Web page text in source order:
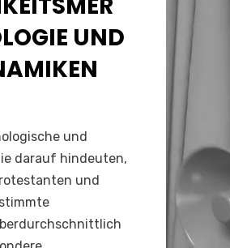
UND
und
darauf hindeuten,
und